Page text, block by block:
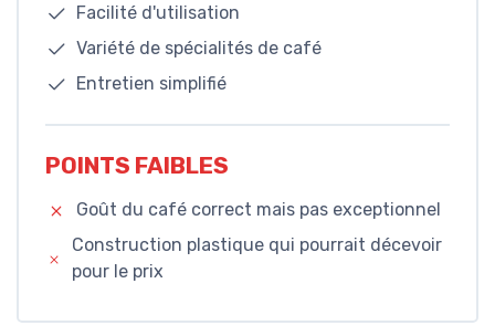
Facilité d'utilisation
Variété de spécialités de café
Entretien simplifié
POINTS FAIBLES
Goût du café correct mais pas exceptionnel
Construction plastique qui pourrait décevoir
pour le prix